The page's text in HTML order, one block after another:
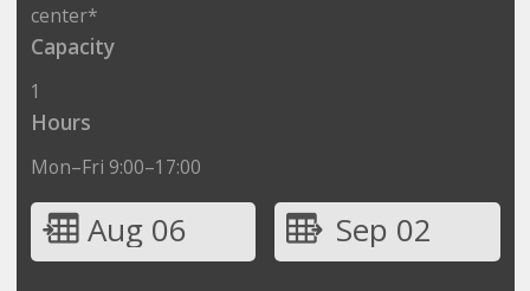
center*
Capacity
1
Hours
Mon–Fri 9:00–17:00
Aug 06
Sep 02